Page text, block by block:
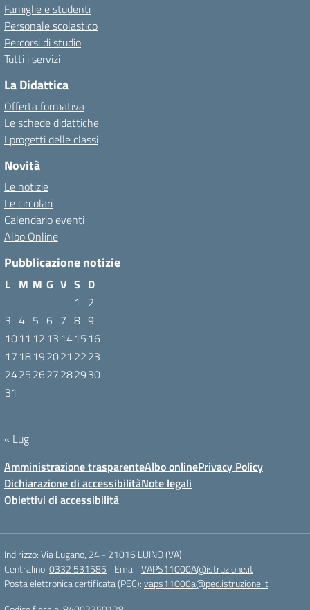
Famiglie e studenti
Personale scolastico
Percorsi di studio
Tutti i servizi
La Didattica
Offerta formativa
Le schede didattiche
I progetti delle classi
Novità
Le notizie
Le circolari
Calendario eventi
Albo Online
Pubblicazione notizie
L M M G V S D
1
2
3 4 5 6 7 8 9
1011 12 13 1415 16
17 18192021 2223
24252627282930
31
« Lug
Amministrazione trasparenteAlbo onlinePrivacy Policy
Dichiarazione di accessibilitàNote legali
Obiettivi di accessibilità
Indirizzo:Via Lugano, 24 - 21016 LUINO (VA)
Centralino:0332 531585 Email:VAPS11000A@istruzione.it
Posta elettronica certificata (PEC):vaps11000a@pec.istruzione.it